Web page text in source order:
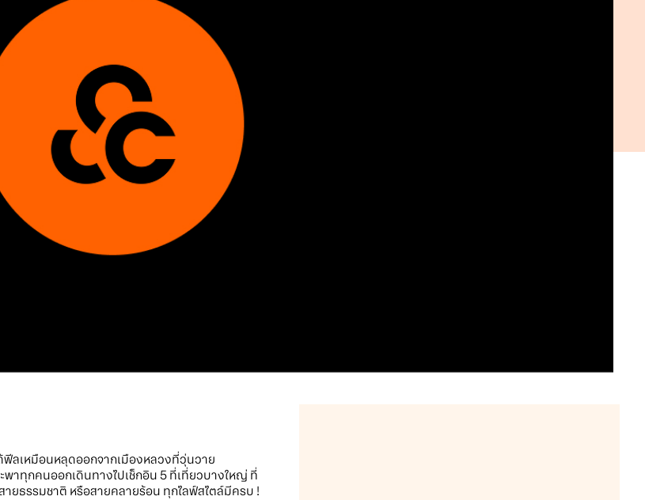
ฟีลเหมือนหลุดออกจากเมืองหลวงที่วุ่นวาย
าทุกคนออกเดินทางไปเช็กอิน 5 ที่เที่ยวบางใหญ่ ที่
ยธรรมชาติ หรือสายคลายร้อน ทุกไลฟ์สไตล์มีครบ !